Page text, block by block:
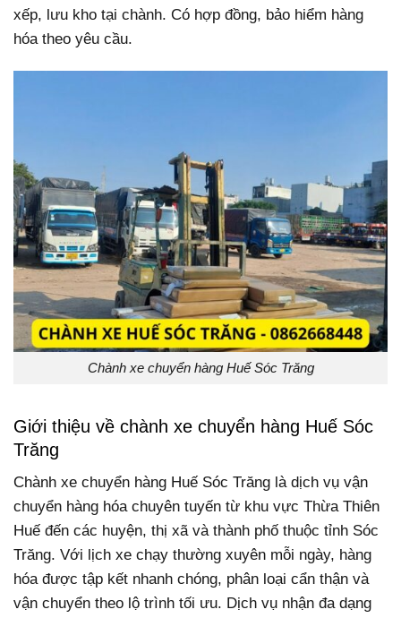
xếp, lưu kho tại chành. Có hợp đồng, bảo hiểm hàng
hóa theo yêu cầu.
Chành xe chuyển hàng Huế Sóc Trăng
Giới thiệu về chành xe chuyển hàng Huế Sóc
Trăng
Chành xe chuyển hàng Huế Sóc Trăng là dịch vụ vận
chuyển hàng hóa chuyên tuyến từ khu vực Thừa Thiên
Huế đến các huyện, thị xã và thành phố thuộc tỉnh Sóc
Trăng. Với lịch xe chạy thường xuyên mỗi ngày, hàng
hóa được tập kết nhanh chóng, phân loại cẩn thận và
vận chuyển theo lộ trình tối ưu. Dịch vụ nhận đa dạng